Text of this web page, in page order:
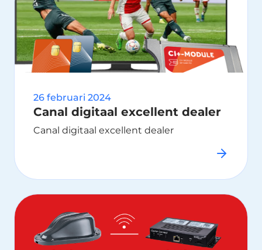
26 februari 2024
Canal digitaal excellent dealer
Canal digitaal excellent dealer